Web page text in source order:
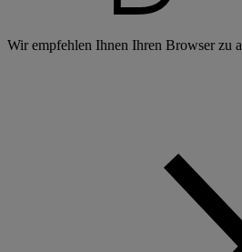
Wir empfehlen Ihnen Ihren Browser zu